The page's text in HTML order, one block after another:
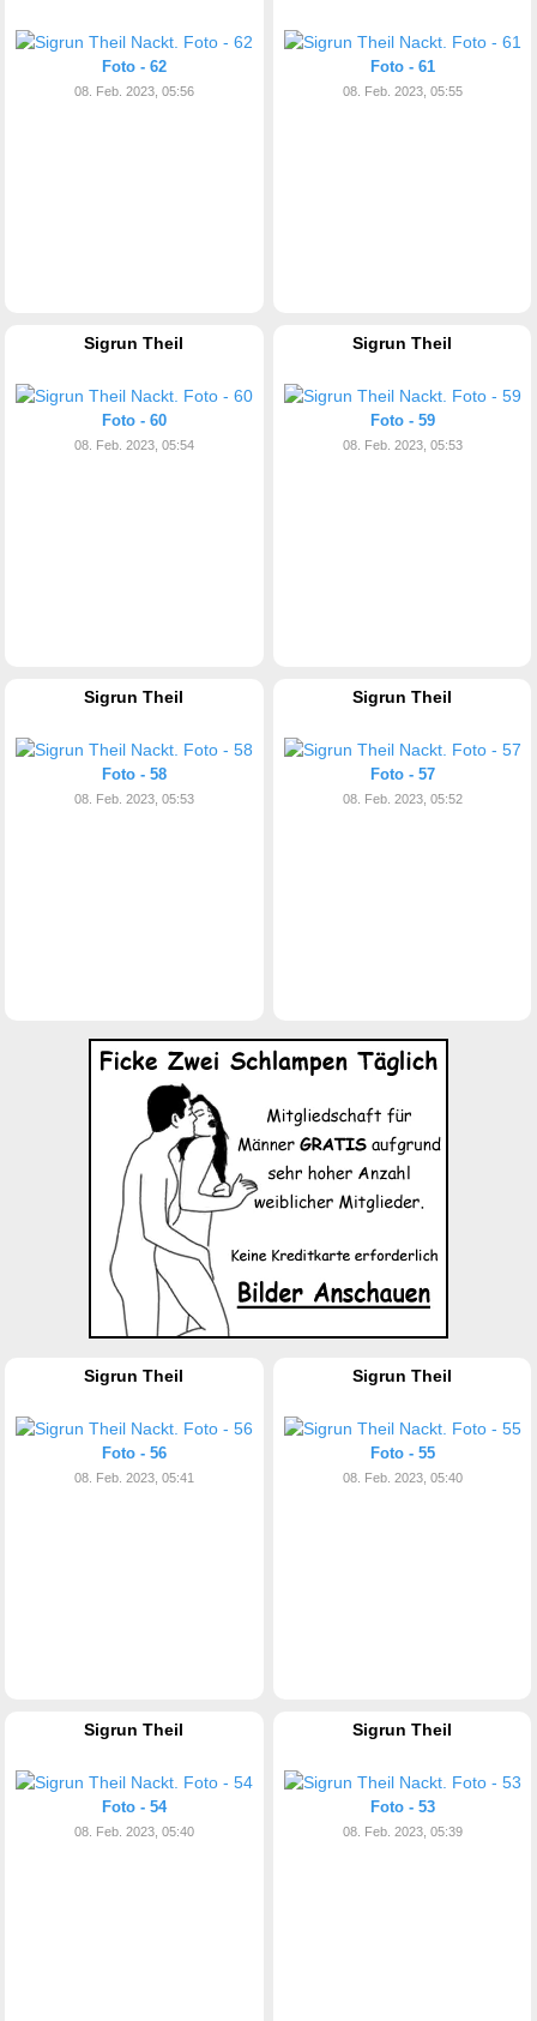
Foto - 62
08. Feb. 2023, 05:56
Foto - 61
08. Feb. 2023, 05:55
Sigrun Theil
Foto - 60
08. Feb. 2023, 05:54
Sigrun Theil
Foto - 59
08. Feb. 2023, 05:53
Sigrun Theil
Foto - 58
08. Feb. 2023, 05:53
Sigrun Theil
Foto - 57
08. Feb. 2023, 05:52
Sigrun Theil
Foto - 56
08. Feb. 2023, 05:41
Sigrun Theil
Foto - 55
08. Feb. 2023, 05:40
Sigrun Theil
Foto - 54
08. Feb. 2023, 05:40
Sigrun Theil
Foto - 53
08. Feb. 2023, 05:39